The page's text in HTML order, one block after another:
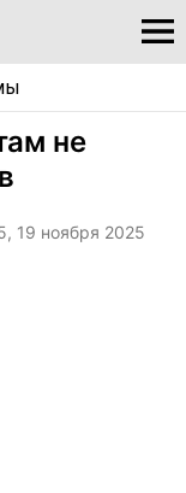
не
19 ноября 2025